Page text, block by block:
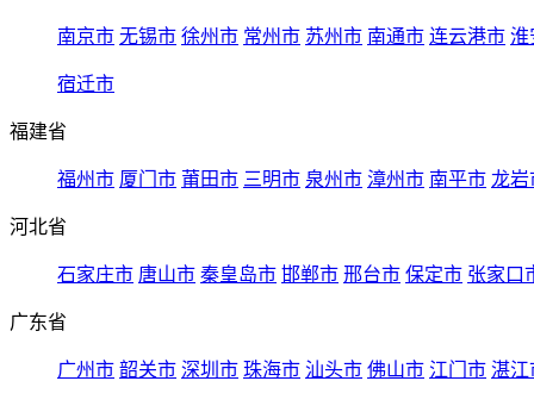
南京市 无锡市 徐州市 常州市 苏州市 南通市 连云港市 淮
宿迁市
福建省
福州市 厦门市 莆田市 三明市 泉州市 漳州市 南平市 龙岩
河北省
石家庄市 唐山市 秦皇岛市 邯郸市 邢台市 保定市 张家口
广东省
广州市 韶关市 深圳市 珠海市 汕头市 佛山市 江门市 湛江